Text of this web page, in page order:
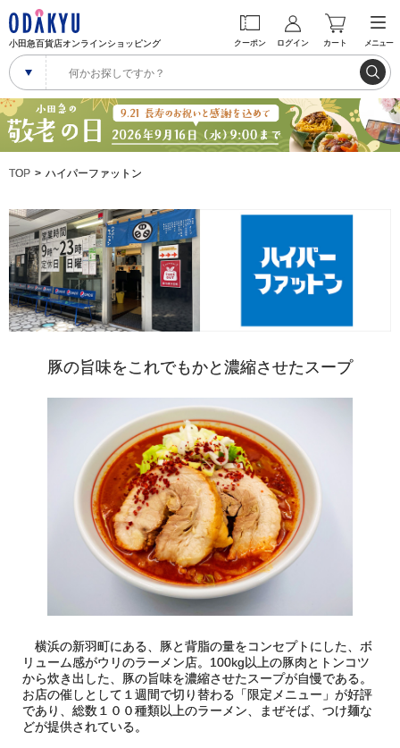
小田急百貨店オンラインショッピング クーポン ログイン カート メニュー
TOP ハイパーファットン
豚の旨味をこれでもかと濃縮させたスープ
横浜の新羽町にある、豚と背脂の量をコンセプトにした、ボ
リューム感がウリのラーメン店。100kg以上の豚肉とトンコツ
から炊き出した、豚の旨味を濃縮させたスープが自慢である。
お店の催しとして１週間で切り替わる「限定メニュー」が好評
であり、総数１００種類以上のラーメン、まぜそば、つけ麺な
どが提供されている。